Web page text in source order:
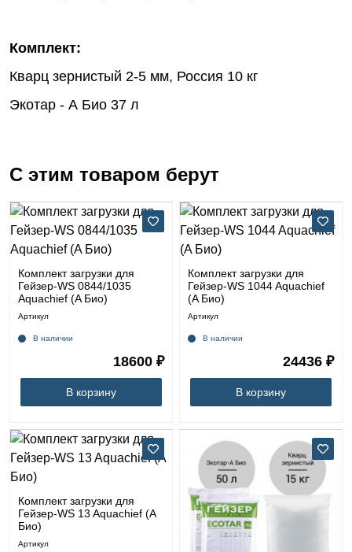
Комплект:
Кварц зернистый 2-5 мм, Россия 10 кг
Экотар - А Био 37 л
С этим товаром берут
Комплект загрузки для
Гейзер-WS 0844/1035
Aquachief (A Био)
Артикул
В наличии
18600 ₽
В корзину
Комплект загрузки для
Гейзер-WS 1044 Aquachief
(A Био)
Артикул
В наличии
24436 ₽
В корзину
Комплект загрузки для
Гейзер-WS 13 Aquachief (A
Био)
Артикул